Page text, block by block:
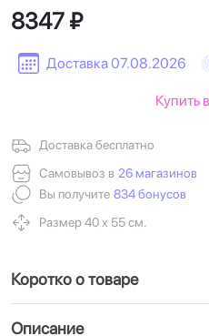
Доставка 07.08.2026
8347 ₽
Доставка бесплатно
Самовывоз в 26 магазинов
Вы получите 834 бонусов
Размер 40 х 55 см.
Купить
Коротко о товаре
Описание